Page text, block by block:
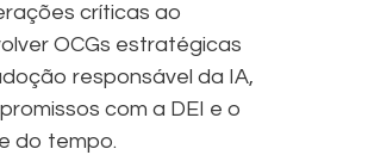
críticas ao
OCGs estratégicas
responsável da IA,
com a DEI e o
do tempo.